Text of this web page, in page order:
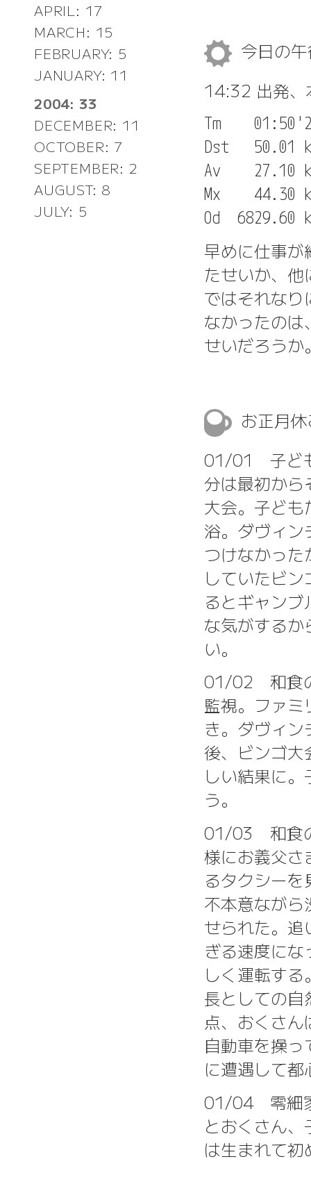
APRIL: 17
MARCH: 15
FEBRUARY: 5
JANUARY: 11
2004: 33
DECEMBER: 11
OCTOBER: 7
SEPTEMBER: 2
AUGUST: 8
JULY: 5
今日の
14:32 出発、
Tm
Dst   50.01
Av    27.10
Mx    44.30
早めに仕事
たせいか、
ではそれな
なかったの
せいだろうか
お正月
01/01 子ど
分は最初か
大会。子ど
浴。ダヴィ
つけなかっ
していたビ
るとギャン
な気がする
い。
01/02 和食
監視。ファ
き。ダヴィ
後、ビンゴ大
しい結果に
う。
01/03 和食
様にお義父さ
るタクシー
不本意なが
せられた。
ぎる速度に
しく運転す
長としての
点、おくさ
自動車を操
に遭遇して
01/04 零細
とおくさん
は生まれて